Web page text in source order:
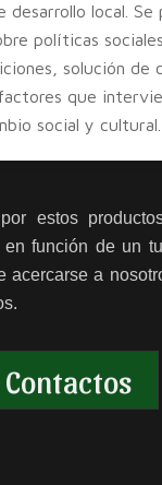
desarrollo local. Se
políticas
solución de
que
social y cultural.
estos
función de un
acercarse a
Contactos